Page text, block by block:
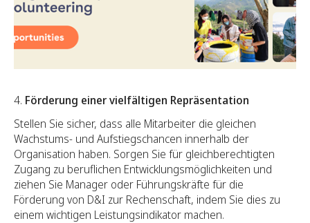
Förderung einer vielfältigen Repräsentation
Stellen Sie sicher, dass alle Mitarbeiter die gleichen
Wachstums- und Aufstiegschancen innerhalb der
Organisation haben. Sorgen Sie für gleichberechtigten
Zugang zu beruflichen Entwicklungsmöglichkeiten und
ziehen Sie Manager oder Führungskräfte für die
Förderung von D&I zur Rechenschaft, indem Sie dies zu
einem wichtigen Leistungsindikator machen.